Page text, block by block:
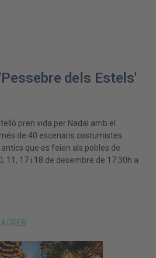
dels Estels'
pren vida per Nadal amb el
de 40 escenaris costumistes
que es feien als pobles de
11, 17 i 18 de desembre de 17:30h a